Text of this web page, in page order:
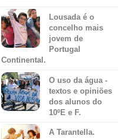
Lousada é o
concelho mais
jovem de
Portugal
Continental.
O uso da água -
textos e opiniões
dos alunos do
10ºE e F.
A Tarantella.